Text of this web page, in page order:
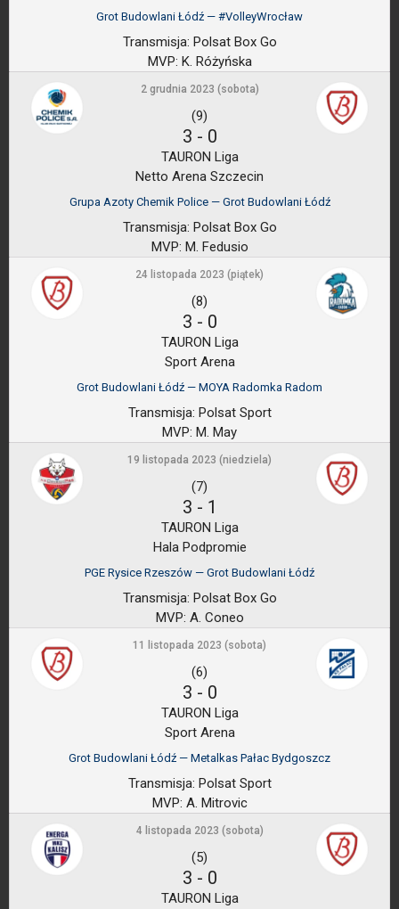
Grot Budowlani Łódź — #VolleyWrocław
Transmisja: Polsat Box Go
MVP: K. Różyńska
2 grudnia 2023 (sobota)
(9)
3 - 0
TAURON Liga
Netto Arena Szczecin
Grupa Azoty Chemik Police — Grot Budowlani Łódź
Transmisja: Polsat Box Go
MVP: M. Fedusio
24 listopada 2023 (piątek)
(8)
3 - 0
TAURON Liga
Sport Arena
Grot Budowlani Łódź — MOYA Radomka Radom
Transmisja: Polsat Sport
MVP: M. May
19 listopada 2023 (niedziela)
(7)
3 - 1
TAURON Liga
Hala Podpromie
PGE Rysice Rzeszów — Grot Budowlani Łódź
Transmisja: Polsat Box Go
MVP: A. Coneo
11 listopada 2023 (sobota)
(6)
3 - 0
TAURON Liga
Sport Arena
Grot Budowlani Łódź — Metalkas Pałac Bydgoszcz
Transmisja: Polsat Sport
MVP: A. Mitrovic
4 listopada 2023 (sobota)
(5)
3 - 0
TAURON Liga